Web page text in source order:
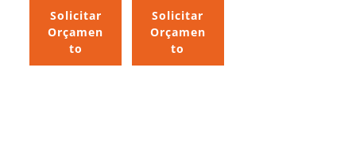
Solicitar
Orçamen
to
Solicitar
Orçamen
to